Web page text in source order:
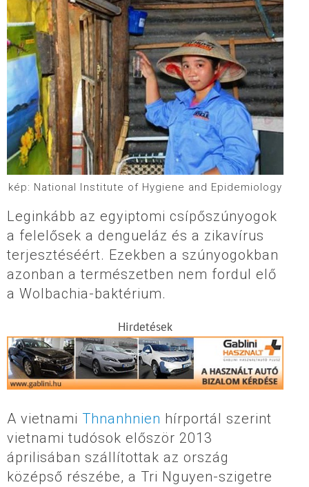
kép: National Institute of Hygiene and Epidemiology
Leginkább az egyiptomi csípőszúnyogok
a felelősek a dengueláz és a zikavírus
terjesztéséért. Ezekben a szúnyogokban
azonban a természetben nem fordul elő
a Wolbachia-baktérium.
Hirdetések
A vietnami Thnanhnien hírportál szerint
vietnami tudósok először 2013
áprilisában szállítottak az ország
középső részébe, a Tri Nguyen-szigetre